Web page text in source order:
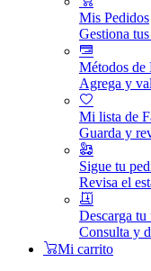
Mis Pedidos
Gestiona
Métodos de
Agrega y
Mi lista de
Guarda y
Sigue tu
Revisa el
Descarga tu
Consulta y
Mi carrito